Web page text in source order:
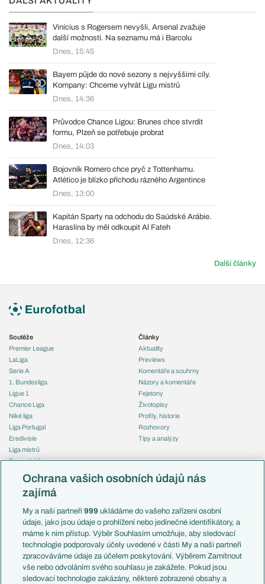
Vinícius s Rogersem nevyšli, Arsenal zvažuje
další možnosti. Na seznamu má i Barcolu
Dnes, 15:45
Bayern půjde do nové sezony s nejvyššími cíly.
Kompany: Chceme vyhrát Ligu mistrů
Dnes, 14:36
Průvodce Chance Ligou: Brunes chce stvrdit
formu, Plzeň se potřebuje probrat
Dnes, 14:03
Bojovník Romero chce pryč z Tottenhamu.
Atlético je blízko příchodu rázného Argentince
Dnes, 13:00
Kapitán Sparty na odchodu do Saúdské Arábie.
Haraslína by měl odkoupit Al Fateh
Dnes, 12:36
Další články
Soutěže
Premier League
LaLiga
Serie A
1. Bundesliga
Ligue 1
Chance Liga
Niké liga
Liga Portugal
Eredivisie
Liga mistrů
Evropská liga
Mistrovství světa
Liga národů
Témata
Představení týmů MS
EuroSkauting
PL v kostce
Evropské koeficienty
Přestupy
Články
Aktuality
Previews
Komentáře a souhrny
Názory a komentáře
Fejetony
Životopisy
Profily, historie
Rozhovory
Tipy a analýzy
Česko
Francie
Itálie
Německo
Španělsko
Argentina
Brazílie
Ochrana vašich osobních údajů nás
zajímá
My a naši partneři999 ukládáme do vašeho zařízení osobní
údaje, jako jsou údaje o prohlížení nebo jedinečné identifikátory, a
máme k nim přístup. Výběr Souhlasím umožňuje, aby sledovací
technologie podporovaly účely uvedené v části My a naši partneři
zpracováváme údaje za účelem poskytování. Výběrem Zamítnout
vše nebo odvoláním svého souhlasu je zakážete. Pokud jsou
sledovací technologie zakázány, některé zobrazené obsahy a